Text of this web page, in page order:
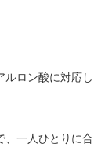
ルロン酸に対応し
、一人ひとりに合